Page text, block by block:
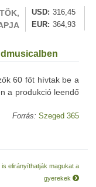
USD
316,45
EUR
364,93
60 főt hívtak be a
a produkció leendő
Forrás: Szeged 365
elirányíthatják magukat a
gyerekek